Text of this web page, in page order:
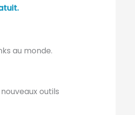
au monde.
outils